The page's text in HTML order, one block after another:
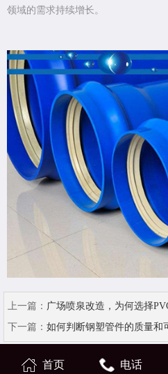
领域的需求持续增长。
上一篇： 广场喷泉改造，为何选择
下一篇： 如何判断钢塑管件的质量和
首页 电话